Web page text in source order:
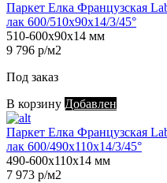
Паркет Елка Французская
лак 600/510х90х14/3/45°
510-600х90х14 мм
9 796 р/м2
Под заказ
В корзину Добавлен
Паркет Елка Французская
лак 600/490х110х14/3/45°
490-600х110х14 мм
7 973 р/м2